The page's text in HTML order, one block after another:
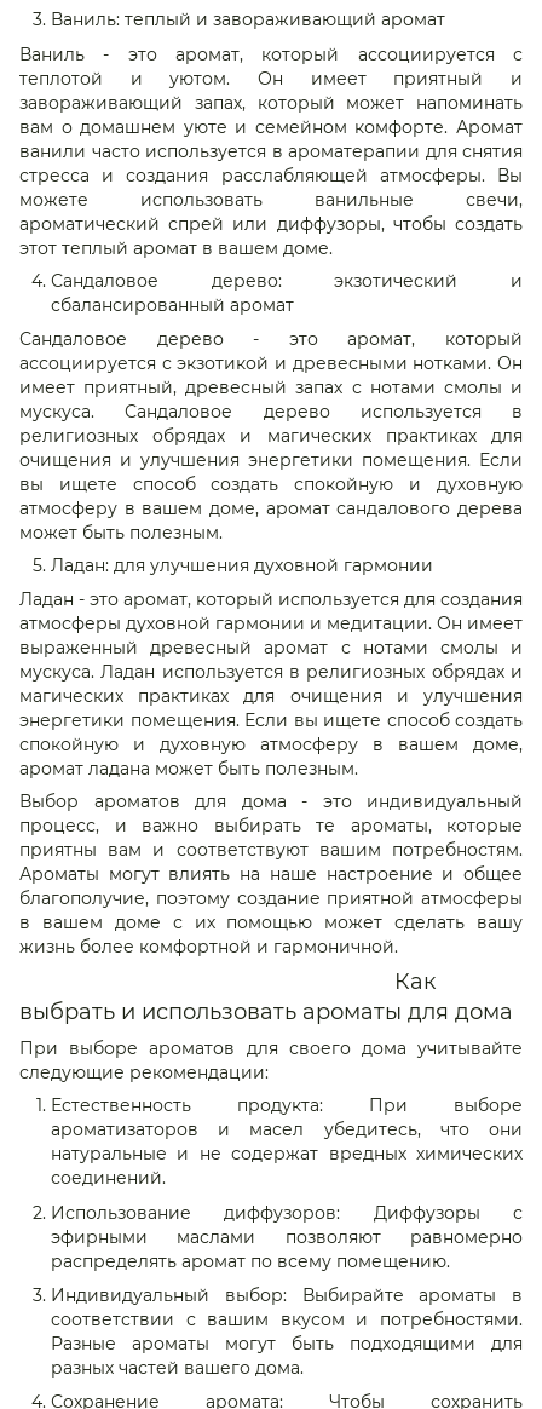
Ваниль: теплый и завораживающий аромат
Ваниль - это аромат, который ассоциируется с
теплотой и уютом. Он имеет приятный и
завораживающий запах, который может напоминать
вам о домашнем уюте и семейном комфорте. Аромат
ванили часто используется в ароматерапии для снятия
стресса и создания расслабляющей атмосферы. Вы
можете использовать ванильные свечи,
ароматический спрей или диффузоры, чтобы создать
этот теплый аромат в вашем доме.
Сандаловое дерево: экзотический и
сбалансированный аромат
Сандаловое дерево - это аромат, который
ассоциируется с экзотикой и древесными нотками. Он
имеет приятный, древесный запах с нотами смолы и
мускуса. Сандаловое дерево используется в
религиозных обрядах и магических практиках для
очищения и улучшения энергетики помещения. Если
вы ищете способ создать спокойную и духовную
атмосферу в вашем доме, аромат сандалового дерева
может быть полезным.
Ладан: для улучшения духовной гармонии
Ладан - это аромат, который используется для создания
атмосферы духовной гармонии и медитации. Он имеет
выраженный древесный аромат с нотами смолы и
мускуса. Ладан используется в религиозных обрядах и
магических практиках для очищения и улучшения
энергетики помещения. Если вы ищете способ создать
спокойную и духовную атмосферу в вашем доме,
аромат ладана может быть полезным.
Выбор ароматов для дома - это индивидуальный
процесс, и важно выбирать те ароматы, которые
приятны вам и соответствуют вашим потребностям.
Ароматы могут влиять на наше настроение и общее
благополучие, поэтому создание приятной атмосферы
в вашем доме с их помощью может сделать вашу
жизнь более комфортной и гармоничной.
Как
выбрать и использовать ароматы для дома
При выборе ароматов для своего дома учитывайте
следующие рекомендации:
Естественность продукта: При выборе
ароматизаторов и масел убедитесь, что они
натуральные и не содержат вредных химических
соединений.
Использование диффузоров: Диффузоры с
эфирными маслами позволяют равномерно
распределять аромат по всему помещению.
Индивидуальный выбор: Выбирайте ароматы в
соответствии с вашим вкусом и потребностями.
Разные ароматы могут быть подходящими для
разных частей вашего дома.
Сохранение аромата: Чтобы сохранить